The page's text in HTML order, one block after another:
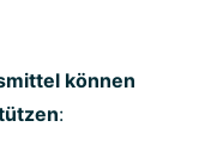
können
: